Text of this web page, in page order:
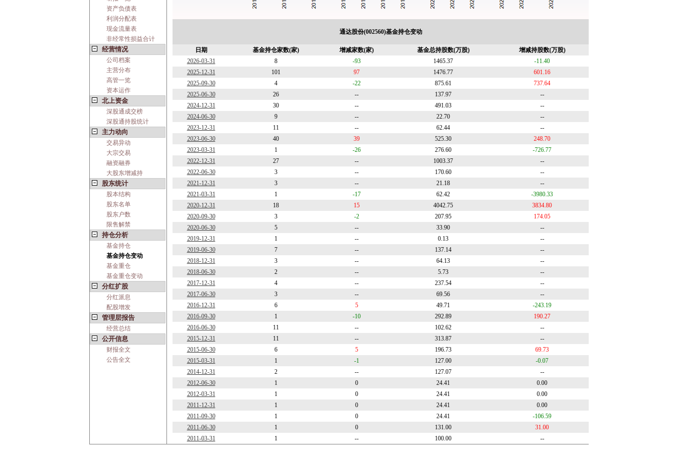
资产负债表
利润分配表
现金流量表
非经常性损益合计
经营情况
公司档案
主营分布
高管一览
资本运作
北上资金
深股通成交榜
深股通持股统计
主力动向
交易异动
大宗交易
融资融券
大股东增减持
股东统计
股本结构
股东名单
股东户数
限售解禁
持仓分析
基金持仓
基金持仓变动
基金重仓
基金重仓变动
分红扩股
分红派息
配股增发
管理层报告
经营总结
公开信息
财报全文
公告全文
通达股份(002560)基金持仓变动
日期 基金持仓家数(家) 增减家数(家) 基金总持股数(万股)
增减持股数(万股)
2026-03-31
8 -93 1465.37
-11.40
2025-12-31
101 97 1476.77
601.16
2025-09-30
4 -22 875.61
737.64
2025-06-30
26 -- 137.97
--
2024-12-31
30 -- 491.03
--
2024-06-30
9 -- 22.70
--
2023-12-31
11 -- 62.44
--
2023-06-30
40 39 525.30
248.70
2023-03-31
1 -26 276.60
-726.77
2022-12-31
27 -- 1003.37
--
2022-06-30
3 -- 170.60
--
2021-12-31
3 -- 21.18
--
2021-03-31
1 -17 62.42
-3980.33
2020-12-31
18 15 4042.75
3834.80
2020-09-30
3 -2 207.95
174.05
2020-06-30
5 -- 33.90
--
2019-12-31
1 -- 0.13
--
2019-06-30
7 -- 137.14
--
2018-12-31
3 -- 64.13
--
2018-06-30
2 -- 5.73
--
2017-12-31
4 -- 237.54
--
2017-06-30
3 -- 69.56
--
2016-12-31
6 5 49.71
-243.19
2016-09-30
1 -10 292.89
190.27
2016-06-30
11 -- 102.62
--
2015-12-31
11 -- 313.87
--
2015-06-30
6 5 196.73
69.73
2015-03-31
1 -1 127.00
-0.07
2014-12-31
2 -- 127.07
--
2012-06-30
1 0 24.41
0.00
2012-03-31
1 0 24.41
0.00
2011-12-31
1 0 24.41
0.00
2011-09-30
1 0 24.41
-106.59
2011-06-30
1 0 131.00
31.00
2011-03-31
1 -- 100.00 --